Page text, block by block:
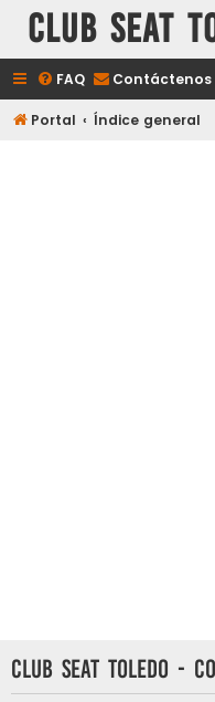
Club Seat
FAQ Contáctenos
Portal Índice general
Club Seat Toledo -